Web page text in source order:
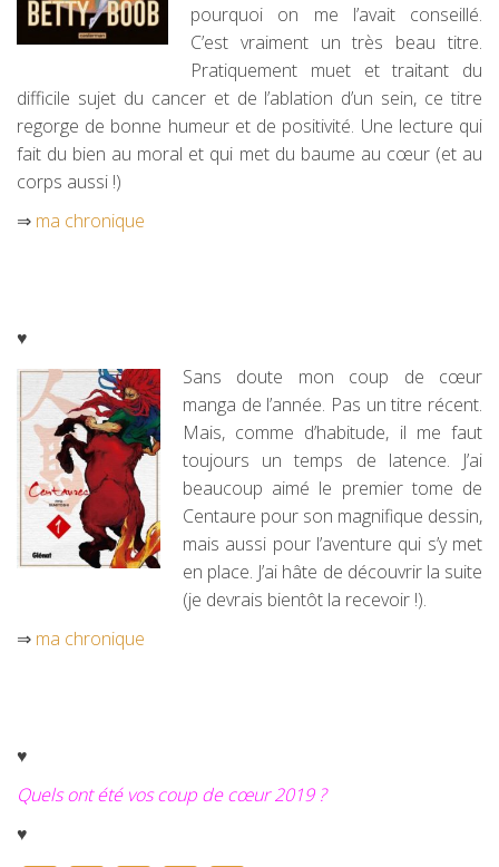
pourquoi on me l’avait conseillé.
C’est vraiment un très beau titre.
Pratiquement muet et traitant du
difficile sujet du cancer et de l’ablation d’un sein, ce titre
regorge de bonne humeur et de positivité. Une lecture qui
fait du bien au moral et qui met du baume au cœur (et au
corps aussi !)
⇒ ma chronique
♥
Sans doute mon coup de cœur
manga de l’année. Pas un titre récent.
Mais, comme d’habitude, il me faut
toujours un temps de latence. J’ai
beaucoup aimé le premier tome de
Centaure pour son magnifique dessin,
mais aussi pour l’aventure qui s’y met
en place. J’ai hâte de découvrir la suite
(je devrais bientôt la recevoir !).
⇒ ma chronique
♥
Quels ont été vos coup de cœur 2019 ?
♥